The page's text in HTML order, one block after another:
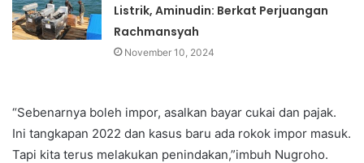
Listrik, Aminudin: Berkat Perjuangan
Rachmansyah
November 10, 2024
“Sebenarnya boleh impor, asalkan bayar cukai dan pajak.
Ini tangkapan 2022 dan kasus baru ada rokok impor masuk.
Tapi kita terus melakukan penindakan,”imbuh Nugroho.